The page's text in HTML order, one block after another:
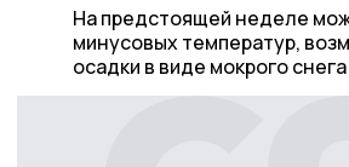
На предстоящей неделе
минусовых температур,
осадки в виде мокрого